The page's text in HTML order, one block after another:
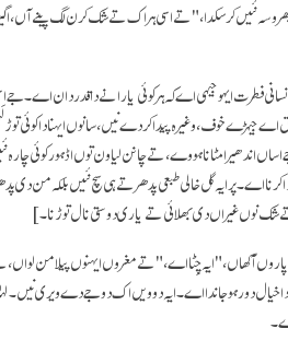
نئیں کر سکدا،" تے اسی ہر اک تے شک کرن لگ پینے آں،
فطرت ایہو جیہی اے کہ ہر کوئی یارانے دا قدردان اے۔ جے
جیہڑے خوف، وغیرہ پیدا کردے نیں، سانوں ایہنا دا کوئی
اندھیرا مٹانا ہووے، تے چانن لیاون توں اڈ ہور کوئی
اے۔ پر ایہ گل خالی طبعی پدھر تے ہی سچ نئیں بلکہ من دی
نوں غیراں دی بھلائی تے یاری دوستی نال توڑنا۔]
آکھاں، " ایہ چِٹا اے،" تے مغروں ایہنوں پیلا من لواں، تے
خیال دور ہو جاندا اے۔ ایہ دوویں اک دوجے دے ویری نیں۔